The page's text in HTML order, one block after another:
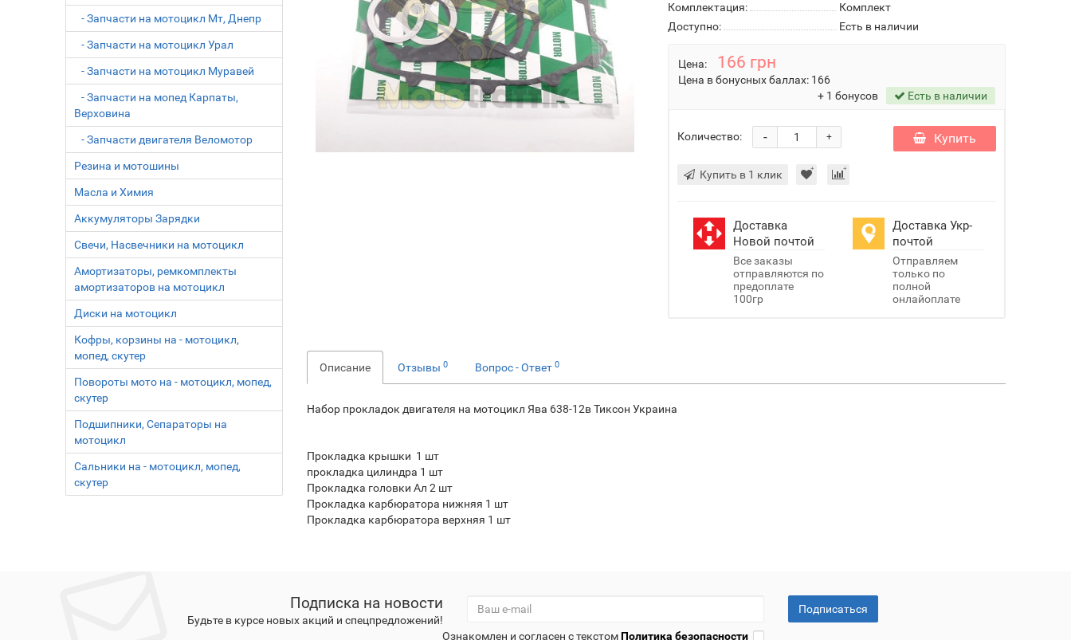
- Запчасти на мотоцикл Мт, Днепр
- Запчасти на мотоцикл Урал
- Запчасти на мотоцикл Муравей
- Запчасти на мопед Карпаты,
Верховина
- Запчасти двигателя Веломотор
Резина и мотошины
Масла и Химия
Аккумуляторы Зарядки
Свечи, Насвечники на мотоцикл
Амортизаторы, ремкомплекты
амортизаторов на мотоцикл
Диски на мотоцикл
Кофры, корзины на - мотоцикл,
мопед, скутер
Повороты мото на - мотоцикл, мопед,
скутер
Подшипники, Сепараторы на
мотоцикл
Сальники на - мотоцикл, мопед,
скутер
Комплектация:
Комплект
Доступно:
Есть в наличии
Цена: 166 грн
Цена в бонусных баллах: 166
+ 1 бонусов
Есть в наличии
Количество: +
- Купить
Купить в 1 клик
Доставка
Новой почтой
Все заказы
отправляются по
предоплате
100гр
Доставка Укр-
почтой
Отправляем
только по
полной
онлайоплате
Описание Отзывы 0 Вопрос - Ответ 0
Набор прокладок двигателя на мотоцикл Ява 638-12в Тиксон Украина
Прокладка крышки 1 шт
прокладка цилиндра 1 шт
Прокладка головки Ал 2 шт
Прокладка карбюратора нижняя 1 шт
Прокладка карбюратора верхняя 1 шт
Подписка на новости
Будьте в курсе новых акций и спецпредложений!
Подписаться
Ознакомлен и согласен с текстомПолитика безопасности